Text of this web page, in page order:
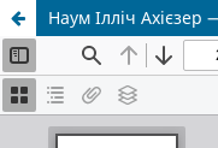
Наум Iллiч Ахiєзер